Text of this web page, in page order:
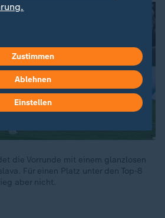
die Vorrunde mit einem glanzlosen
Für einen Platz unter den Top-8
aber nicht.
Zustimmen
Ablehnen
Einstellen